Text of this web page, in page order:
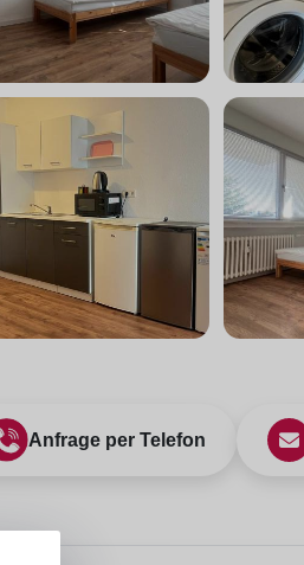
Anfrage per Telefon